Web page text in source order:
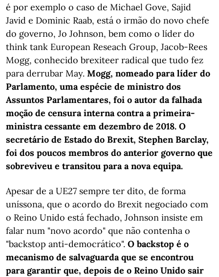
é por exemplo o caso de Michael Gove, Sajid
Javid e Dominic Raab, está o irmão do novo chefe
do governo, Jo Johnson, bem como o líder do
think tank European Reseach Group, Jacob-Rees
Mogg, conhecido brexiteer radical que tudo fez
para derrubar May. Mogg, nomeado para líder do
Parlamento, uma espécie de ministro dos
Assuntos Parlamentares, foi o autor da falhada
moção de censura interna contra a primeira-
ministra cessante em dezembro de 2018. O
secretário de Estado do Brexit, Stephen Barclay,
foi dos poucos membros do anterior governo que
sobreviveu e transitou para a nova equipa.
Apesar de a UE27 sempre ter dito, de forma
uníssona, que o acordo do Brexit negociado com
o Reino Unido está fechado, Johnson insiste em
falar num "novo acordo" que não contenha o
"backstop anti-democrático". O backstop é o
mecanismo de salvaguarda que se encontrou
para garantir que, depois de o Reino Unido sair